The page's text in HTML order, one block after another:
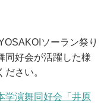
ソーラン祭り
同好会が活躍した様
さい。
学演舞同好会「井原